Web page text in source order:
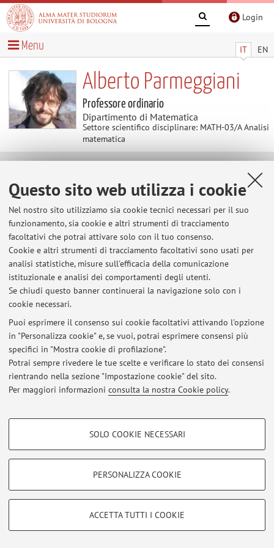
Questo sito web utilizza i cookie
Nel nostro sito utilizziamo sia cookie tecnici necessari per il suo
funzionamento, sia cookie e altri strumenti di tracciamento
facoltativi che potrai attivare solo con il tuo consenso.
Cookie e altri strumenti di tracciamento facoltativi sono usati per
analisi statistiche, misure sull'efficacia della comunicazione
istituzionale e analisi dei comportamenti degli utenti.
Se chiudi questo banner continuerai la navigazione solo con i
cookie necessari.
Puoi esprimere il consenso sui cookie facoltativi attivando l'opzione
in "Personalizza cookie" e, se vuoi, potrai esprimere consensi più
specifici in "Mostra cookie di profilazione".
Potrai sempre rivedere le tue scelte e verificare lo stato dei consensi
rientrando nella sezione "Impostazione cookie" del sito.
Per maggiori informazioni consulta la nostra Cookie policy.
COOKIE DI PROFILAZIONE - FACOLTATIVI
COOKIE TECNICI - NECESSARI
Si tratta di cookie tecnici utilizzati, a titolo esemplificativo, per il corretto
SOLO COOKIE NECESSARI
PERSONALIZZA COOKIE
ACCETTA TUTTI I COOKIE
Login
IT EN
Menu
Alberto Parmeggiani
Professore ordinario
Dipartimento di Matematica
Settore scientifico disciplinare: MATH-03/A Analisi
matematica
Contenuti utili
Home > Contenuti utili > pagina web personale
pagina web personale
http://www.dm.unibo.it/~parmeggi/
Al momento non sono presenti avvisi.
© 2026 - ALMA MATER STUDIORUM - Università di Bologna - Via
Privacy|Note legali|Impostazioni Cookie